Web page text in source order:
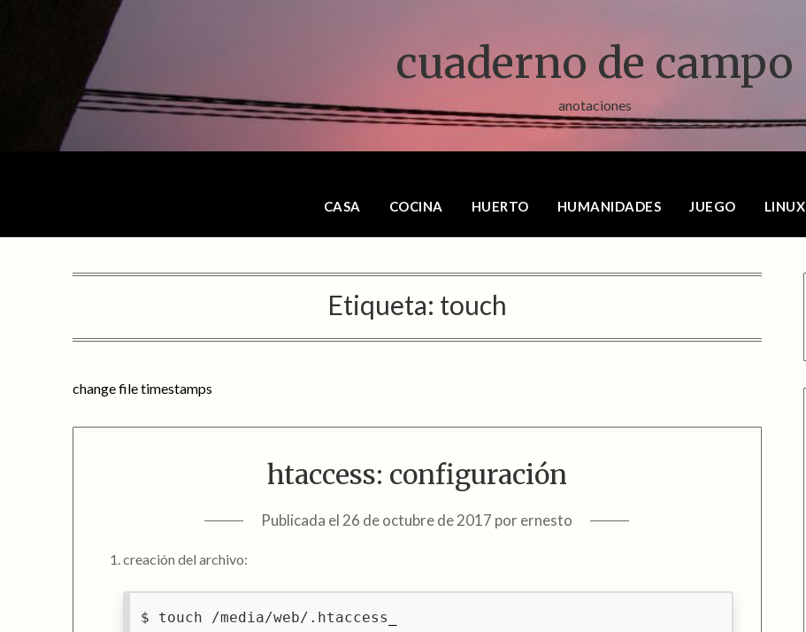
cuaderno de campo
anotaciones
CASA COCINA HUERTO HUMANIDADES JUEGO LINUX
Etiqueta: touch
change file timestamps
htaccess: configuración
Publicada el 26 de octubre de 2017 porernesto
creación del archivo:
touch /media/web/.htaccess